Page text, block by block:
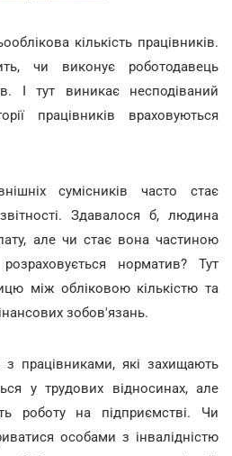
кількість працівників.
чи виконує роботодавець
І тут виникає несподіваний
працівників враховуються
сумісників часто стає
Здавалося б, людина
але чи стає вона частиною
норматив? Тут
між обліковою кількістю та
зобов'язань.
працівниками, які захищають
у трудових відносинах, але
роботу на підприємстві. Чи
особами з інвалідністю